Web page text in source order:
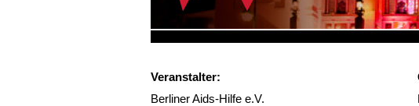
Künstler Gegen
Stage
Veranstalter:
Berliner Aids-Hilfe e.V.